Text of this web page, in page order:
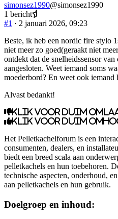
simonsez1990@simonsez1990
1 bericht
#1 · 2 januari 2026, 09:23
Beste, ik heb een nordic fire stylo
niet meer zo goed(geraakt niet
ontdekt dat de snelheidssensor
aangesloten. Weet iemand soms
moederbord? En weet ook iemand
Alvast bedankt!
Klik voor duim
Klik voor duim
Het Pelletkachelforum is een
consumenten, dealers, en
biedt een breed scala aan
pelletkachels en hun toebehoren.
technische aspecten, onderhoud,
aan pelletkachels en hun gebruik.
Doelgroep en inhoud: